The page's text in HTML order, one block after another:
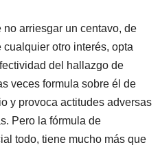
arriesgar un centavo, de
otro interés, opta
del hallazgo de
veces formula sobre él de
y provoca actitudes adversas
Pero la fórmula de
todo, tiene mucho más que